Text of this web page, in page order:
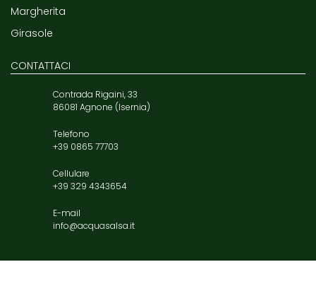
Margherita
Girasole
CONTATTACI
Contrada Rigaini, 33
86081 Agnone (Isernia)
Telefono
+39 0865 77703
Cellulare
+39 329 4343654
E-mail
info@acquasalsa.it